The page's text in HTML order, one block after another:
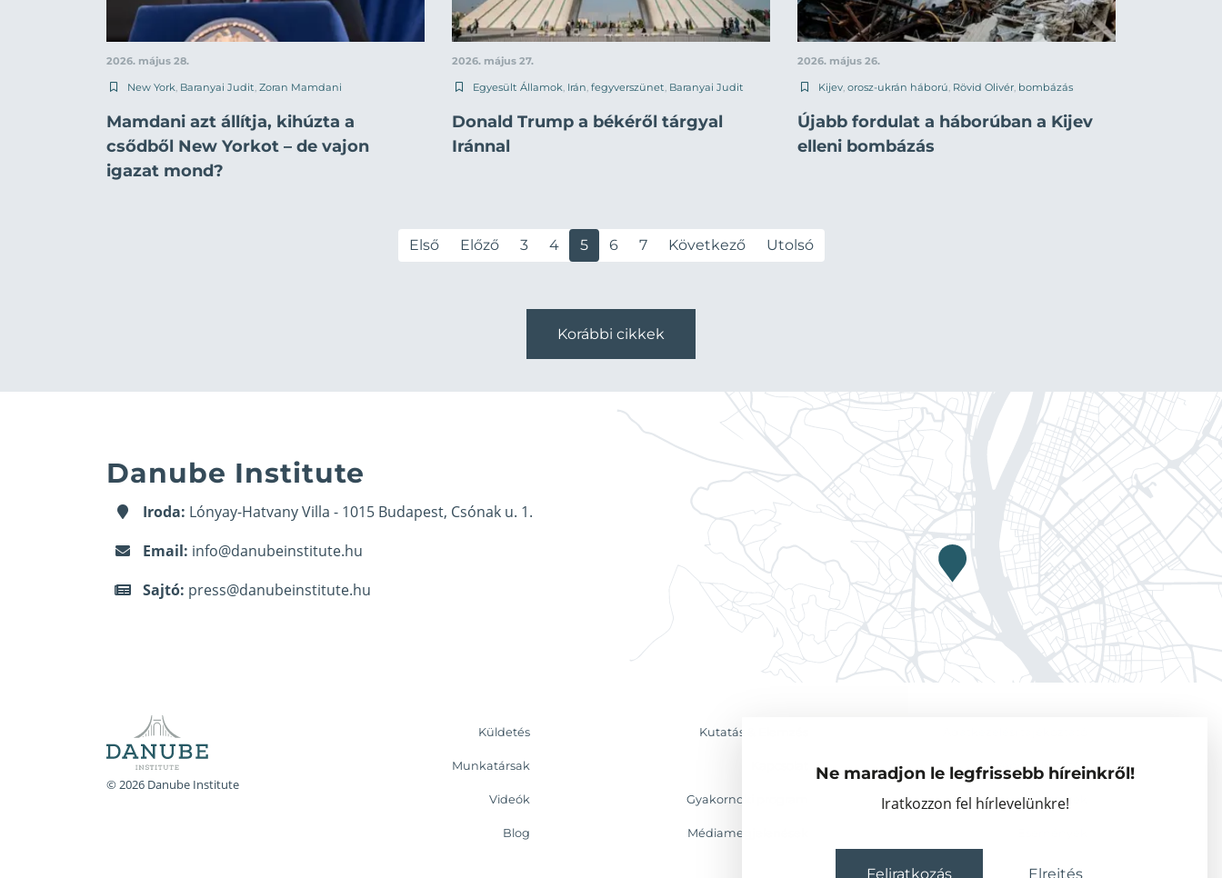
Ne maradjon le legfrissebb híreinkről!
Iratkozzon fel hírlevelünkre!
Feliratkozás Elrejtés
2026. május 28.
New York Baranyai Judit Zoran Mamdani
Mamdani azt állítja, kihúzta a
csődből New Yorkot – de vajon
igazat mond?
2026. május 27.
Egyesült Államok Irán fegyverszünet Baranyai Judit
Donald Trump a békéről tárgyal
Iránnal
2026. május 26.
Kijev orosz-ukrán háború Rövid Olivér bombázás
Újabb fordulat a háborúban a Kijev
elleni bombázás
Első Előző 3 4 5 6 7 Következő Utolsó
Korábbi cikkek
Danube Institute
Iroda: Lónyay-Hatvany Villa - 1015 Budapest, Csónak u. 1.
Email: info@danubeinstitute.hu
Sajtó: press@danubeinstitute.hu
© 2026 Danube Institute
Küldetés Kutatás & Elemzés
Munkatársak Vendégkutatók
Videók Gyakornoki program Partnerszervezetek
Blog Médiamegjelenések